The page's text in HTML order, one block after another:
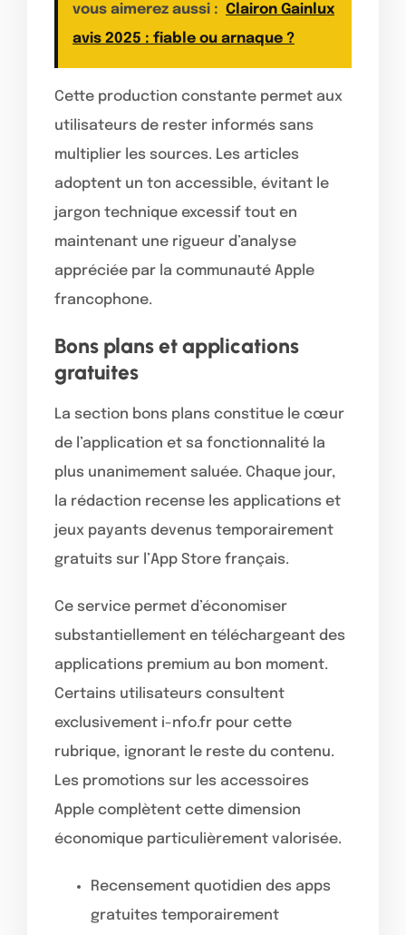
vous aimerez aussi : Clairon Gainlux
avis 2025 : fiable ou arnaque ?
Cette production constante permet aux
utilisateurs de rester informés sans
multiplier les sources. Les articles
adoptent un ton accessible, évitant le
jargon technique excessif tout en
maintenant une rigueur d’analyse
appréciée par la communauté Apple
francophone.
Bons plans et applications
gratuites
La section bons plans constitue le cœur
de l’application et sa fonctionnalité la
plus unanimement saluée. Chaque jour,
la rédaction recense les applications et
jeux payants devenus temporairement
gratuits sur l’App Store français.
Ce service permet d’économiser
substantiellement en téléchargeant des
applications premium au bon moment.
Certains utilisateurs consultent
exclusivement i-nfo.fr pour cette
rubrique, ignorant le reste du contenu.
Les promotions sur les accessoires
Apple complètent cette dimension
économique particulièrement valorisée.
Recensement quotidien des apps
gratuites temporairement